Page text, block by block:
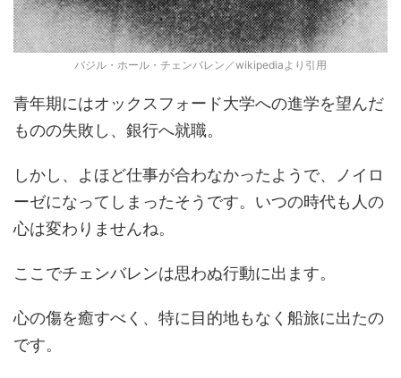
バジル・ホール・チェンバレン／wikipediaより引用
青年期にはオックスフォード大学への進学を望んだ
ものの失敗し、銀行へ就職。
しかし、よほど仕事が合わなかったようで、ノイロ
ーゼになってしまったそうです。いつの時代も人の
心は変わりませんね。
ここでチェンバレンは思わぬ行動に出ます。
心の傷を癒すべく、特に目的地もなく船旅に出たの
です。